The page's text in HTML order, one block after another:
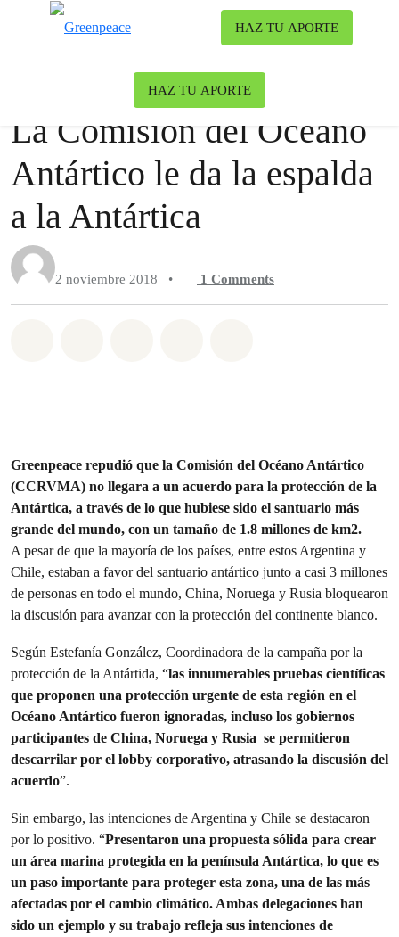
HAZ TU APORTE
HAZ TU APORTE
La Comisión del Océano
Antártico le da la espalda
a la Antártica
2 noviembre 2018 • 1 Comments
Greenpeace repudió que la Comisión del Océano Antártico
(CCRVMA) no llegara a un acuerdo para la protección de la
Antártica, a través de lo que hubiese sido el santuario más
grande del mundo, con un tamaño de 1.8 millones de km2.
A pesar de que la mayoría de los países, entre estos Argentina y
Chile, estaban a favor del santuario antártico junto a casi 3 millones
de personas en todo el mundo, China, Noruega y Rusia bloquearon
la discusión para avanzar con la protección del continente blanco.
Según Estefanía González, Coordinadora de la campaña por la
protección de la Antártida, “las innumerables pruebas científicas
que proponen una protección urgente de esta región en el
Océano Antártico fueron ignoradas, incluso los gobiernos
participantes de China, Noruega y Rusia se permitieron
descarrilar por el lobby corporativo, atrasando la discusión del
acuerdo”.
Sin embargo, las intenciones de Argentina y Chile se destacaron
por lo positivo. “Presentaron una propuesta sólida para crear
un área marina protegida en la península Antártica, lo que es
un paso importante para proteger esta zona, una de las más
afectadas por el cambio climático. Ambas delegaciones han
sido un ejemplo y su trabajo refleja sus intenciones de